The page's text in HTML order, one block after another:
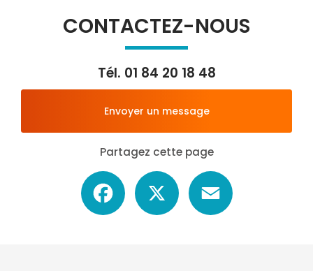
CONTACTEZ-NOUS
Tél. 01 84 20 18 48
Envoyer un message
Partagez cette page
Facebook